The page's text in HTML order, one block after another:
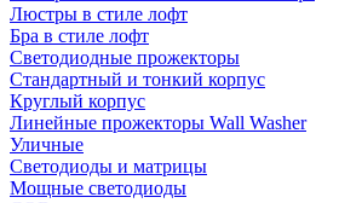
Люстры в стиле лофт
Бра в стиле лофт
Светодиодные прожекторы
Стандартный и тонкий корпус
Круглый корпус
Линейные прожекторы Wall Washer
Уличные
Светодиоды и матрицы
Мощные светодиоды